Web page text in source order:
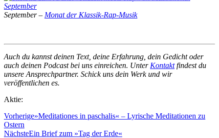
September – Monat der Klassik-Rap-Musik
Auch du kannst deinen Text, deine Erfahrung, dein Gedicht oder
auch deinen Podcast bei uns einreichen. Unter Kontaktfindest du
unsere Ansprechpartner. Schick uns dein Werk und wir
veröffentlichen es.
Aktie:
Vorherige»Meditationes in paschalis« – Lyrische Meditationen zu
Ostern
NächsteEin Brief zum »Tag der Erde«